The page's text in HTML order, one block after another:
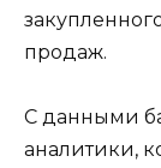
продаж.
С данными
аналитики,